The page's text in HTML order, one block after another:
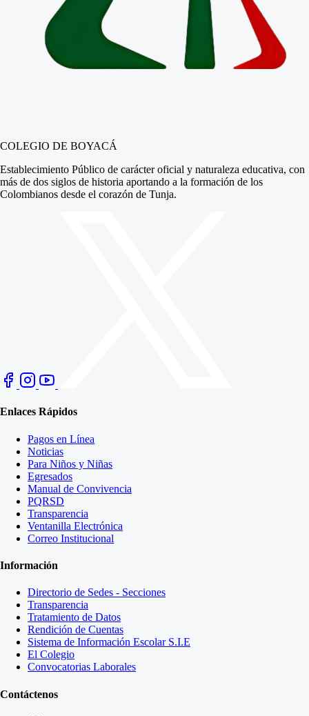
COLEGIO DE BOYACÁ
Establecimiento Público de carácter oficial y naturaleza educativa, con
más de dos siglos de historia aportando a la formación de los
Colombianos desde el corazón de Tunja.
Enlaces Rápidos
Pagos en Línea
Noticias
Para Niños y Niñas
Egresados
Manual de Convivencia
PQRSD
Transparencia
Ventanilla Electrónica
Correo Institucional
Información
Directorio de Sedes - Secciones
Transparencia
Tratamiento de Datos
Rendición de Cuentas
Sistema de Información Escolar S.I.E
El Colegio
Convocatorias Laborales
Contáctenos